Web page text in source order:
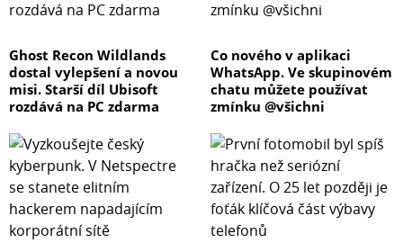
Ghost Recon Wildlands
dostal vylepšení a novou
misi. Starší díl Ubisoft
rozdává na PC zdarma
Co nového v aplikaci
WhatsApp. Ve skupinovém
chatu můžete používat
zmínku @všichni